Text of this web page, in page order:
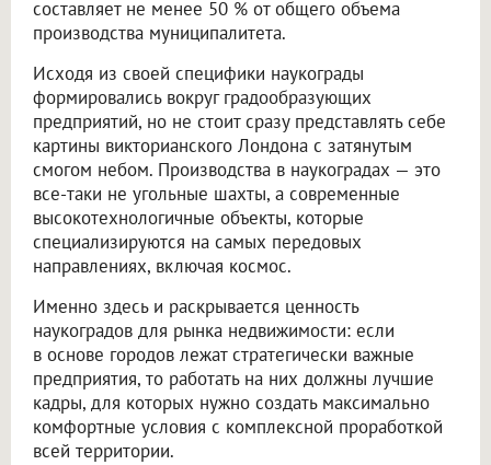
составляет не менее 50 % от общего объема
производства муниципалитета.
Исходя из своей специфики наукограды
формировались вокруг градообразующих
предприятий, но не стоит сразу представлять себе
картины викторианского Лондона с затянутым
смогом небом. Производства в наукоградах — это
все-таки не угольные шахты, а современные
высокотехнологичные объекты, которые
специализируются на самых передовых
направлениях, включая космос.
Именно здесь и раскрывается ценность
наукоградов для рынка недвижимости: если
в основе городов лежат стратегически важные
предприятия, то работать на них должны лучшие
кадры, для которых нужно создать максимально
комфортные условия с комплексной проработкой
всей территории.